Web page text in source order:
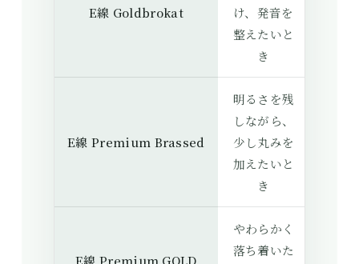
E線 Goldbrokat
け、発音を
整えたいと
き
E線 Premium Brassed
明るさを残
しながら、
少し丸みを
加えたいと
き
E線 Premium GOLD
やわらかく
落ち着いた